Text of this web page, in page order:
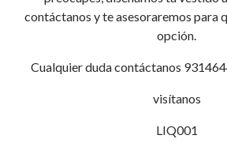
contáctanos y te asesoraremos para
opción.
Cualquier duda contáctanos
visítanos
LIQ001